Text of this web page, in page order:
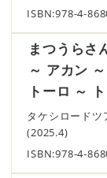
ISBN:978-4-
まつうらさ
～ アカン
トーロ ～
タケシロード
(2025.4)
ISBN:978-4-